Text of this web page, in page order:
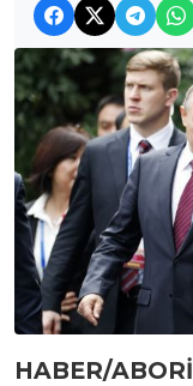
HABER/ABORİ